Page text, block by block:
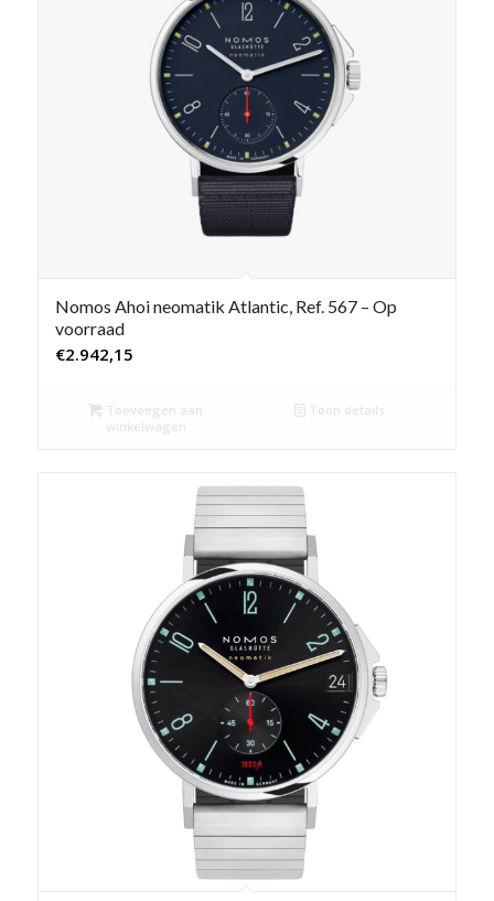
Nomos Ahoi neomatik Atlantic, Ref. 567 – Op
voorraad
€2.942,15
Toevoegen aan
winkelwagen
Toon details